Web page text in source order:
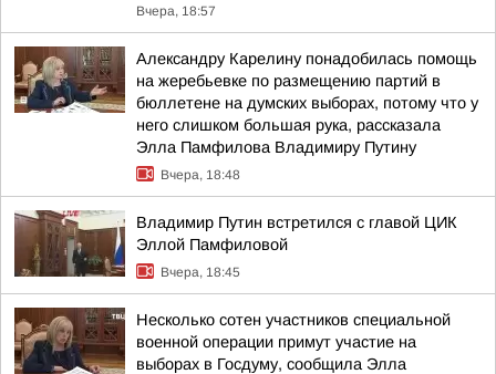
Вчера, 18:57
Александру Карелину понадобилась помощь
на жеребьевке по размещению партий в
бюллетене на думских выборах, потому что у
него слишком большая рука, рассказала
Элла Памфилова Владимиру Путину
Вчера, 18:48
Владимир Путин встретился с главой ЦИК
Эллой Памфиловой
Вчера, 18:45
Несколько сотен участников специальной
военной операции примут участие на
выборах в Госдуму, сообщила Элла